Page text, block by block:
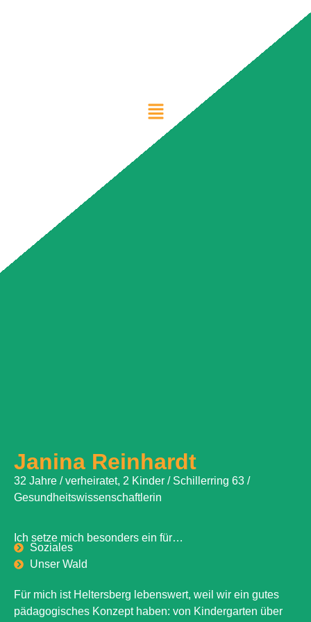
Janina Reinhardt
32 Jahre / verheiratet, 2 Kinder / Schillerring 63 /
Gesundheitswissenschaftlerin
Ich setze mich besonders ein für…
Soziales
Unser Wald
Für mich ist Heltersberg lebenswert, weil wir ein gutes
pädagogisches Konzept haben: von Kindergarten über